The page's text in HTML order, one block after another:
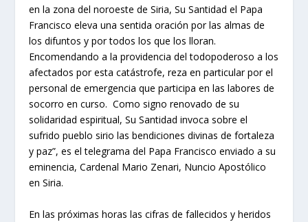
en la zona del noroeste de Siria, Su Santidad el Papa
Francisco eleva una sentida oración por las almas de
los difuntos y por todos los que los lloran.
Encomendando a la providencia del todopoderoso a los
afectados por esta catástrofe, reza en particular por el
personal de emergencia que participa en las labores de
socorro en curso. Como signo renovado de su
solidaridad espiritual, Su Santidad invoca sobre el
sufrido pueblo sirio las bendiciones divinas de fortaleza
y paz”, es el telegrama del Papa Francisco enviado a su
eminencia, Cardenal Mario Zenari, Nuncio Apostólico
en Siria.
En las próximas horas las cifras de fallecidos y heridos